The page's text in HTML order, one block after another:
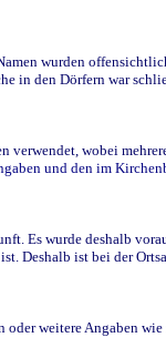
wurden
in den Dörfern war
wobei
und den im
Es wurde deshalb
Deshalb ist bei der
weitere Angaben